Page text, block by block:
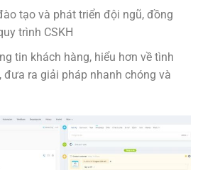
tạo và phát triển đội ngũ, đồng
trình CSKH
tin khách hàng, hiểu hơn về tình
đưa ra giải pháp nhanh chóng và